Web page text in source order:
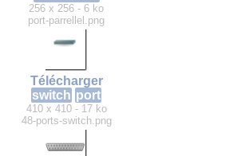
256 x 256 - 6 ko
port-parrellel.png
Télécharger
switch port
410 x 410 - 17 ko
48-ports-switch.png